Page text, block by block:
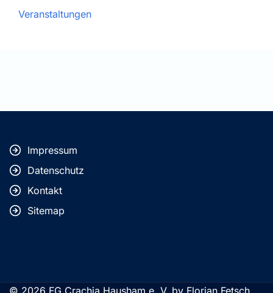
Veranstaltungen
Impressum
Datenschutz
Kontakt
Sitemap
© 2026 FG Crachia Hausham e. V. by Florian Fetsch